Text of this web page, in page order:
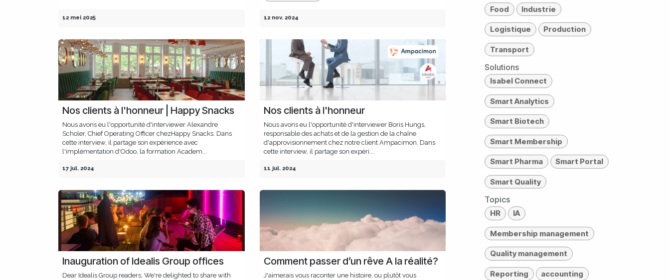
12 mei 2025 12 nov. 2024
Nos clients à l'honneur | Happy Snacks
Nous avons eu l'opportunité d'interviewer Alexandre
Scholer, Chief Operating Officer chezHappy Snacks. Dans
cette interview, il partage son expérience avec
l'implémentation d'Odoo, la formation Academ...
17 jul. 2024
Nos clients à l'honneur
Nous avons eu l'opportunité d'interviewer Boris Hungs,
responsable des achats et de la gestion de la chaîne
d'approvisionnement chez notre client Ampacimon. Dans
cette interview, il partage son expéri...
11 jul. 2024
Inauguration of Idealis Group offices
Dear Idealis Group readers, We're delighted to share with
Comment passer d’un rêve A la réalité?
J'aimerais vous raconter une histoire, ou plutôt vous
Food Industrie
Logistique Production
Transport
Solutions
Isabel Connect
Smart Analytics
Smart Biotech
Smart Membership
Smart Pharma Smart Portal
Smart Quality
Topics
HR IA
Membership management
Quality management
Reporting accounting